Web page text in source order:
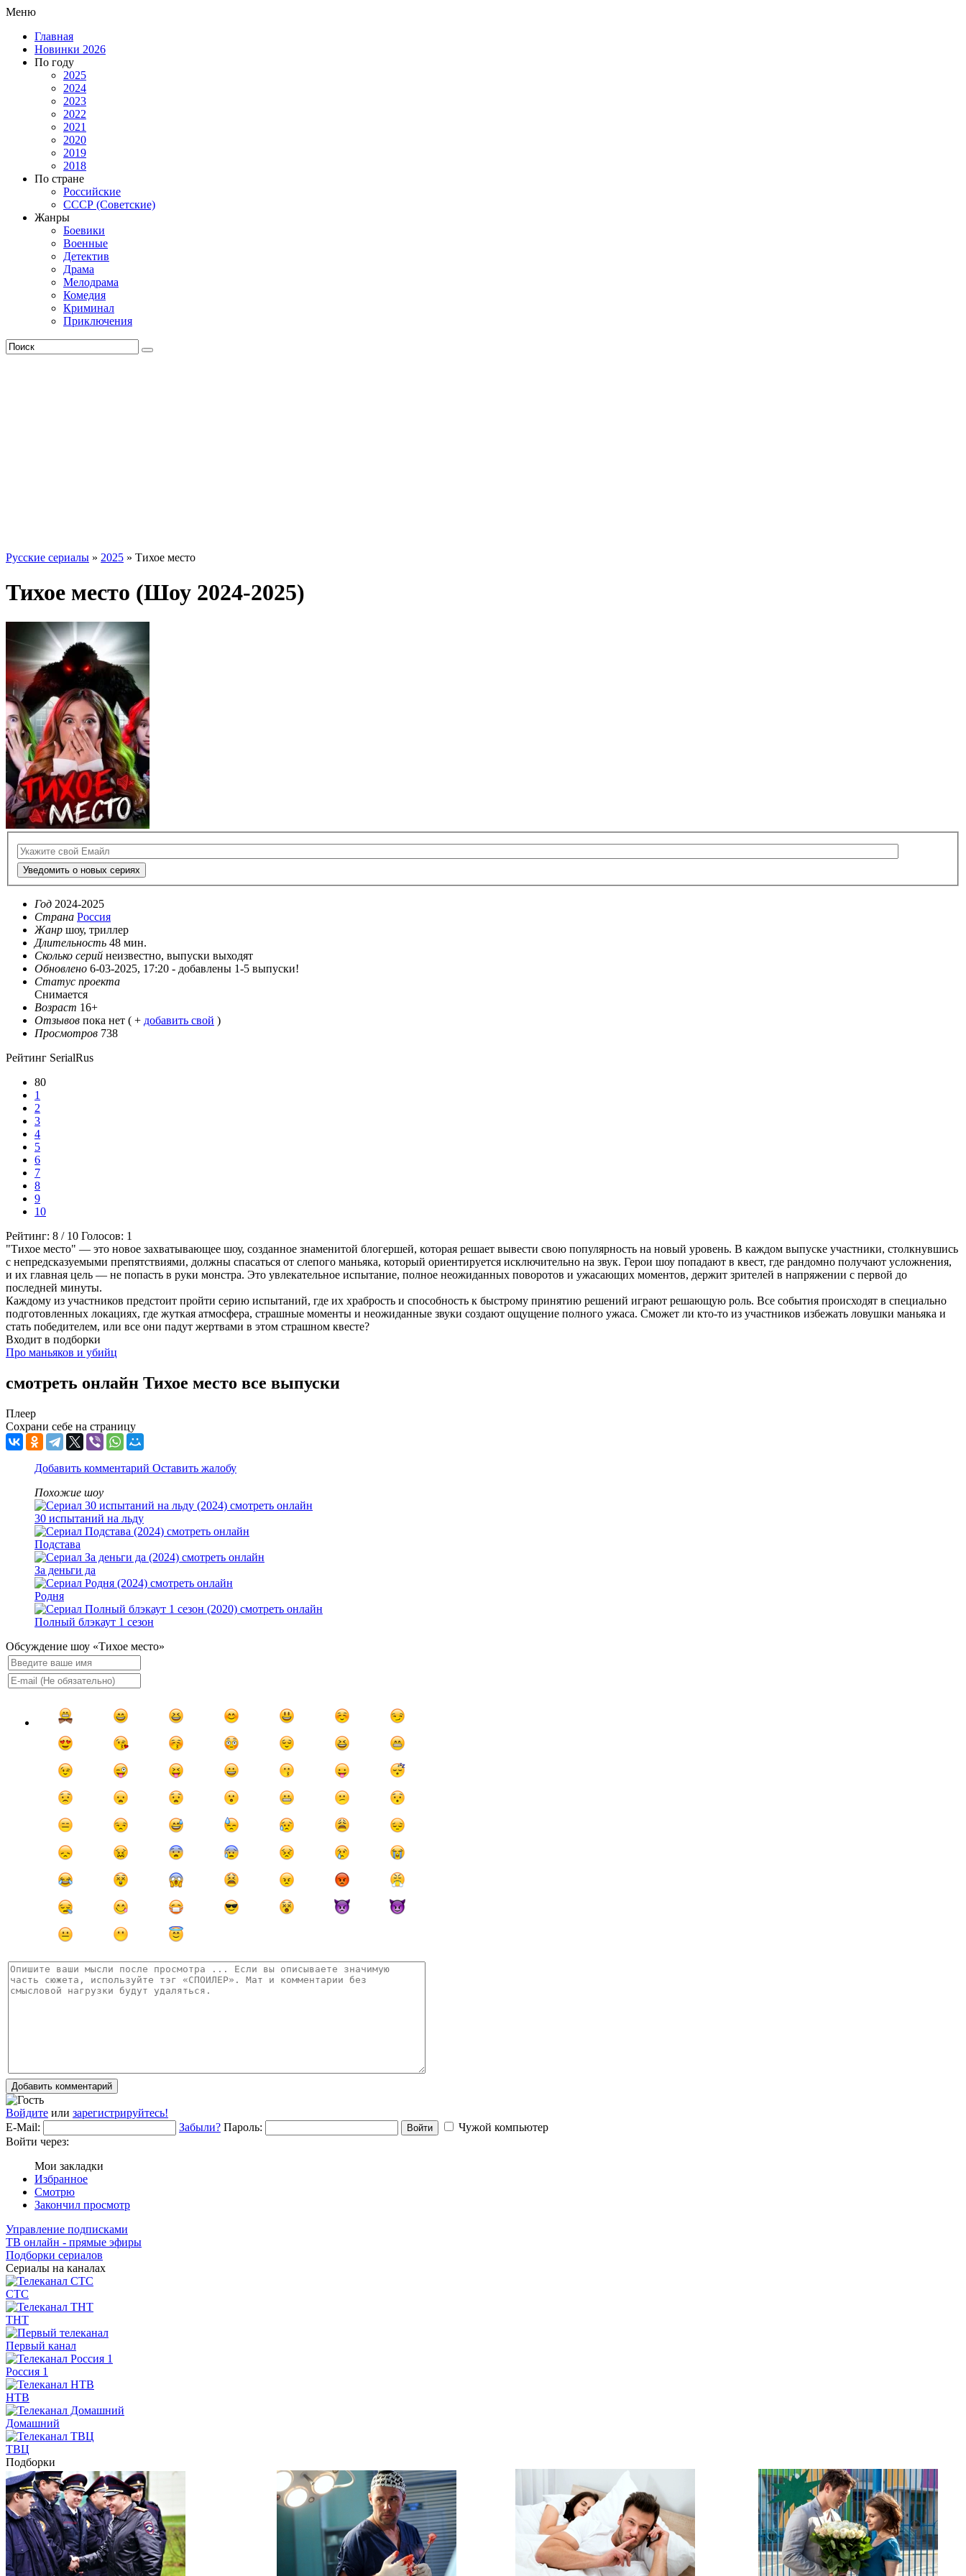
Меню
Главная
Новинки 2026
По году
2025
2024
2023
2022
2021
2020
2019
2018
По стране
Российские
СССР (Советские)
Жанры
Боевики
Военные
Детектив
Драма
Мелодрама
Комедия
Криминал
Приключения
Русские сериалы » 2025 » Тихое место
Тихое место (Шоу 2024-2025)
Уведомить о новых сериях
Год 2024-2025
Страна Россия
Жанр шоу, триллер
Длительность 48 мин.
Сколько серий неизвестно, выпуски выходят
Обновлено 6-03-2025, 17:20 - добавлены 1-5 выпуски!
Статус проекта
Снимается
Возраст 16+
Отзывов пока нет ( + добавить свой )
Просмотров 738
Рейтинг SerialRus
80
1
2
3
4
5
6
7
8
9
10
Рейтинг: 8 / 10 Голосов: 1
"Тихое место" — это новое захватывающее шоу, созданное знаменитой блогершей, которая решает вывести свою популярность на новый уровень. В каждом выпуске участники, столкнувшись
с непредсказуемыми препятствиями, должны спасаться от слепого маньяка, который ориентируется исключительно на звук. Герои шоу попадают в квест, где рандомно получают усложнения,
и их главная цель — не попасть в руки монстра. Это увлекательное испытание, полное неожиданных поворотов и ужасающих моментов, держит зрителей в напряжении с первой до
последней минуты.
Каждому из участников предстоит пройти серию испытаний, где их храбрость и способность к быстрому принятию решений играют решающую роль. Все события происходят в специально
подготовленных локациях, где жуткая атмосфера, страшные моменты и неожиданные звуки создают ощущение полного ужаса. Сможет ли кто-то из участников избежать ловушки маньяка и
стать победителем, или все они падут жертвами в этом страшном квесте?
Входит в подборки
Про маньяков и убийц
смотреть онлайн Тихое место все выпуски
Плеер
Сохрани себе на страницу
Добавить комментарий Оставить жалобу
Похожие шоу
30 испытаний на льду
Подстава
За деньги да
Родня
Полный блэкаут 1 сезон
Обсуждение шоу «Тихое место»
Добавить комментарий
Войдите или зарегистрируйтесь!
E-Mail:
Забыли? Пароль: Войти
Чужой компьютер
Войти через:
Мои закладки
Избранное
Смотрю
Закончил просмотр
Управление подписками
ТВ онлайн - прямые эфиры
Подборки сериалов
Сериалы на каналах
СТС
ТНТ
Первый канал
Россия 1
НТВ
Домашний
ТВЦ
Подборки